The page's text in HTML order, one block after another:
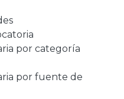
por categoría
por fuente de